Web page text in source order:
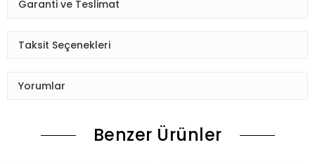
Garanti ve Teslimat
Taksit Seçenekleri
Yorumlar
Benzer Ürünler